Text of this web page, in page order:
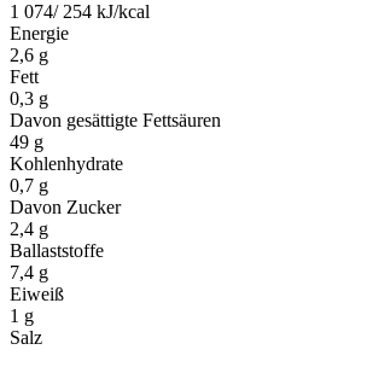
1 074/ 254 kJ/kcal
Energie
2,6 g
Fett
0,3 g
Davon gesättigte Fettsäuren
49 g
Kohlenhydrate
0,7 g
Davon Zucker
2,4 g
Ballaststoffe
7,4 g
Eiweiß
1 g
Salz